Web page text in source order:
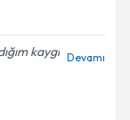
kaygı Devamı